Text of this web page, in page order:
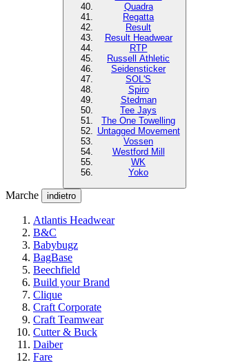
Quadra
Regatta
Result
Result Headwear
RTP
Russell Athletic
Seidensticker
SOL'S
Spiro
Stedman
Tee Jays
The One Towelling
Untagged Movement
Vossen
Westford Mill
WK
Yoko
Marche indietro
Atlantis Headwear
B&C
Babybugz
BagBase
Beechfield
Build your Brand
Clique
Craft Corporate
Craft Teamwear
Cutter & Buck
Daiber
Fare